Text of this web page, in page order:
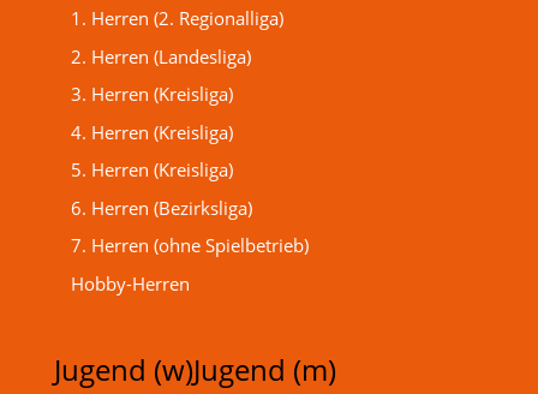
1. Herren (2. Regionalliga)
2. Herren (Landesliga)
3. Herren (Kreisliga)
4. Herren (Kreisliga)
5. Herren (Kreisliga)
6. Herren (Bezirksliga)
7. Herren (ohne Spielbetrieb)
Hobby-Herren
Jugend (w)Jugend (m)